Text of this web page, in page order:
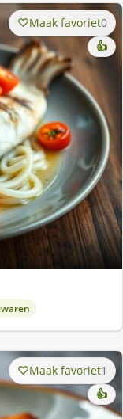
Maak favoriet0
👍
Maak favoriet1
👍